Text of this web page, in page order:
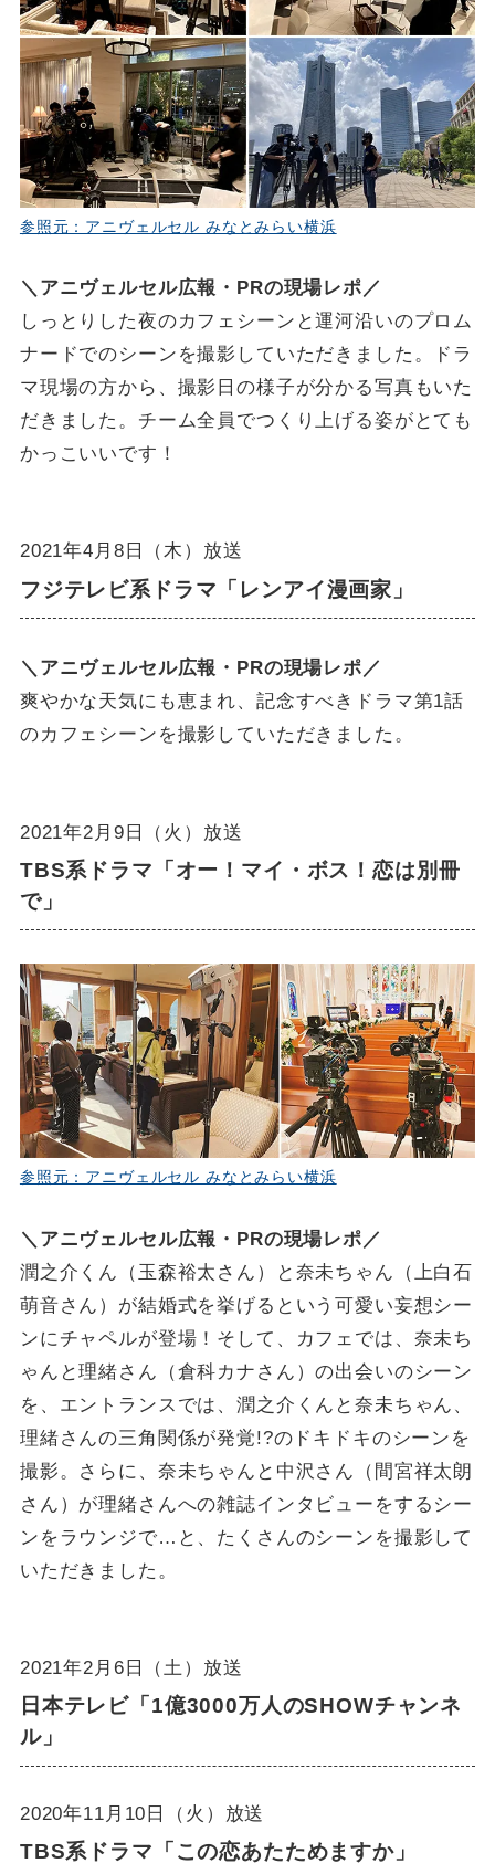
参照元：アニヴェルセル みなとみらい横浜
＼アニヴェルセル広報・PRの現場レポ／
しっとりした夜のカフェシーンと運河沿いのプロム
ナードでのシーンを撮影していただきました。ドラ
マ現場の方から、撮影日の様子が分かる写真もいた
だきました。チーム全員でつくり上げる姿がとても
かっこいいです！
2021年4月8日（木）放送
フジテレビ系ドラマ「レンアイ漫画家」
＼アニヴェルセル広報・PRの現場レポ／
爽やかな天気にも恵まれ、記念すべきドラマ第1話
のカフェシーンを撮影していただきました。
2021年2月9日（火）放送
TBS系ドラマ「オー！マイ・ボス！恋は別冊
で」
参照元：アニヴェルセル みなとみらい横浜
＼アニヴェルセル広報・PRの現場レポ／
潤之介くん（玉森裕太さん）と奈未ちゃん（上白石
萌音さん）が結婚式を挙げるという可愛い妄想シー
ンにチャペルが登場！そして、カフェでは、奈未ち
ゃんと理緒さん（倉科カナさん）の出会いのシーン
を、エントランスでは、潤之介くんと奈未ちゃん、
理緒さんの三角関係が発覚!?のドキドキのシーンを
撮影。さらに、奈未ちゃんと中沢さん（間宮祥太朗
さん）が理緒さんへの雑誌インタビューをするシー
ンをラウンジで…と、たくさんのシーンを撮影して
いただきました。
2021年2月6日（土）放送
日本テレビ「1億3000万人のSHOWチャンネ
ル」
2020年11月10日（火）放送
TBS系ドラマ「この恋あたためますか」